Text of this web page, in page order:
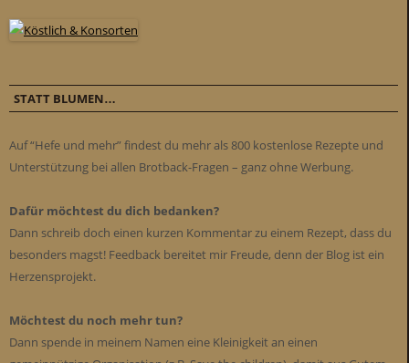
STATT BLUMEN…
Auf “Hefe und mehr” findest du mehr als 800 kostenlose Rezepte und
Unterstützung bei allen Brotback-Fragen – ganz ohne Werbung.
Dafür möchtest du dich bedanken?
Dann schreib doch einen kurzen Kommentar zu einem Rezept, dass du
besonders magst! Feedback bereitet mir Freude, denn der Blog ist ein
Herzensprojekt.
Möchtest du noch mehr tun?
Dann spende in meinem Namen eine Kleinigkeit an einen